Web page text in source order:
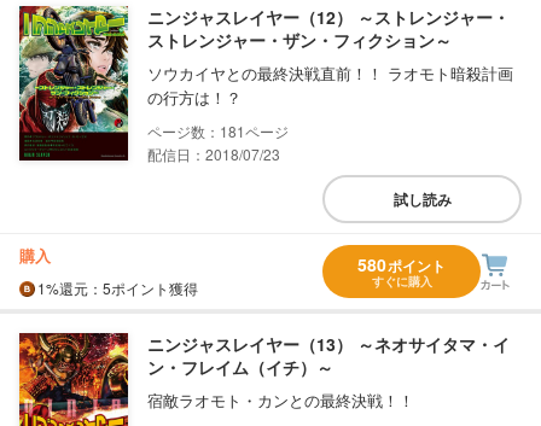
ニンジャスレイヤー（12） ～ストレンジャー・
ストレンジャー・ザン・フィクション～
ソウカイヤとの最終決戦直前！！ ラオモト暗殺計画
の行方は！？
181
配信日：2018/07/23
試し読み
購入
1%還元 ：5ポイント獲得
580ポイント
すぐに購入
ニンジャスレイヤー（13） ～ネオサイタマ・イ
ン・フレイム（イチ）～
宿敵ラオモト・カンとの最終決戦！！